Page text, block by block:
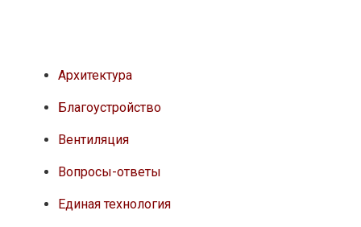
Архитектура
Благоустройство
Вентиляция
Вопросы-ответы
Единая технология